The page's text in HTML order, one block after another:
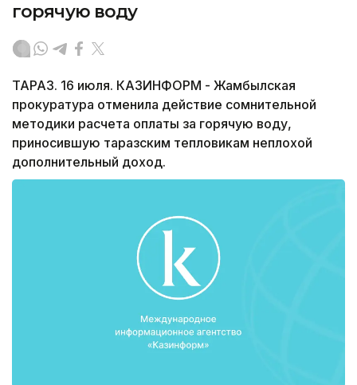
горячую воду
ТАРАЗ. 16 июля. КАЗИНФОРМ - Жамбылская
прокуратура отменила действие сомнительной
методики расчета оплаты за горячую воду,
приносившую таразским тепловикам неплохой
дополнительный доход.